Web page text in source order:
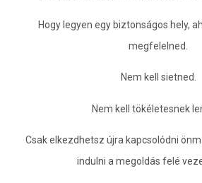
Hogy legyen egy biztonságos hely,
megfelelned.
Nem kell sietned.
Nem kell tökéletesnek
Csak elkezdhetsz újra kapcsolódni
indulni a megoldás felé